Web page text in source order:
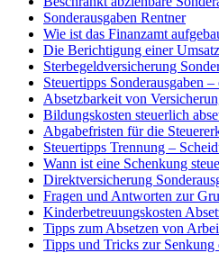
Sonderausgaben Rentner
Wie ist das Finanzamt
Die Berichtigung einer
Sterbegeldversicherung
Steuertipps Sonderausgaben
Absetzbarkeit von
Bildungskosten steuerlich
Abgabefristen für die
Steuertipps Trennung –
Wann ist eine Schenkung
Direktversicherung
Fragen und Antworten zur
Kinderbetreuungskosten
Tipps zum Absetzen von
Tipps und Tricks zur Senkung